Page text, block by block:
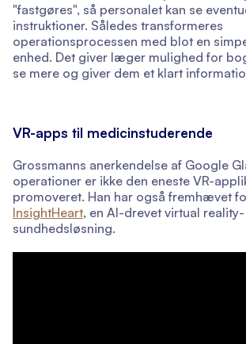
"fastgøres", så personalet kan se
instruktioner. Således transformeres
operationsprocessen med blot en
enhed. Det giver læger mulighed for
se mere og giver dem et klart
VR-apps til medicinstuderende
Grossmanns anerkendelse af Google
operationer er ikke den eneste VR-
promoveret. Han har også fremhævet
InsightHeart, en AI-drevet virtual
sundhedsløsning.